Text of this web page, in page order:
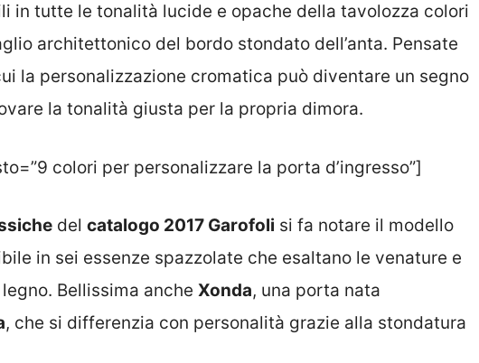
in tutte le tonalità lucide e opache della tavolozza colori
architettonico del bordo stondato dell’anta. Pensate
la personalizzazione cromatica può diventare un segno
la tonalità giusta per la propria dimora.
colori per personalizzare la porta d’ingresso”]
del catalogo 2017 Garofoli si fa notare il modello
in sei essenze spazzolate che esaltano le venature e
Bellissima anche Xonda, una porta nata
, che si differenzia con personalità grazie alla stondatura